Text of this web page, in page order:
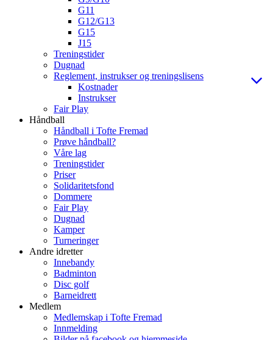
G11
G12/G13
G15
J15
Treningstider
Dugnad
Reglement, instrukser og treningslisens
Kostnader
Instrukser
Fair Play
Håndball
Håndball i Tofte Fremad
Prøve håndball?
Våre lag
Treningstider
Priser
Solidaritetsfond
Dommere
Fair Play
Dugnad
Kamper
Turneringer
Andre idretter
Innebandy
Badminton
Disc golf
Barneidrett
Medlem
Medlemskap i Tofte Fremad
Innmelding